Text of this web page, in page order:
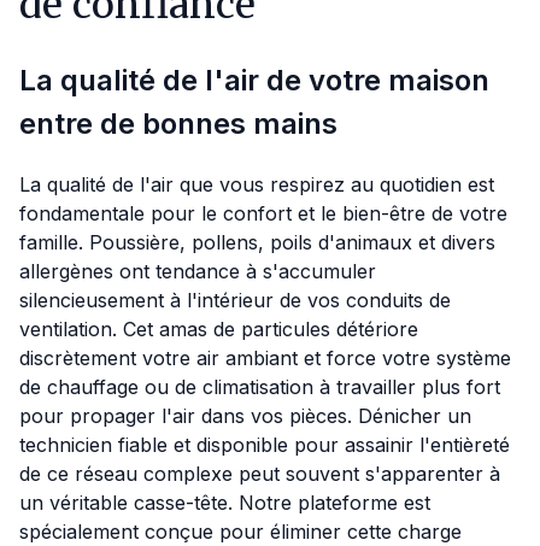
La qualité de l'air de votre maison
entre de bonnes mains
La qualité de l'air que vous respirez au quotidien est
fondamentale pour le confort et le bien-être de votre
famille. Poussière, pollens, poils d'animaux et divers
allergènes ont tendance à s'accumuler
silencieusement à l'intérieur de vos conduits de
ventilation. Cet amas de particules détériore
discrètement votre air ambiant et force votre système
de chauffage ou de climatisation à travailler plus fort
pour propager l'air dans vos pièces. Dénicher un
technicien fiable et disponible pour assainir l'entièreté
de ce réseau complexe peut souvent s'apparenter à
un véritable casse-tête. Notre plateforme est
spécialement conçue pour éliminer cette charge